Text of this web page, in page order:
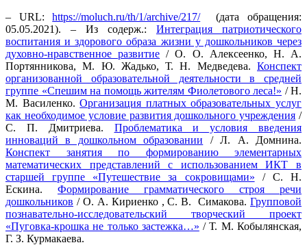
– URL:https://moluch.ru/th/1/archive/217/(дата обращения:
05.05.2021). – Из содерж.: Интеграция патриотического
воспитания и здорового образа жизни у дошкольников через
духовно-нравственное развитие / О. О. Алексеенко, Н. А.
Портянникова, М. Ю. Жадько, Т. Н. Медведева. Конспект
организованной образовательной деятельности в средней
группе «Спешим на помощь жителям Фиолетового леса!» / Н.
М. Василенко.Организация платных образовательных услуг
как необходимое условие развития дошкольного учреждения /
С. П. Дмитриева. Проблематика и условия введения
инноваций в дошкольном образовании / Л. А. Домнина.
Конспект занятия по формированию элементарных
математических представлений с использованием ИКТ в
старшей группе «Путешествие за сокровищами» / С. Н.
Ескина. Формирование грамматического строя речи
дошкольников / О. А. Кириенко , С. В. Симакова. Групповой
познавательно-исследовательский творческий проект
«Пуговка-крошка не только застежка…» / Т. М. Кобылянская,
Г. З. Курмакаева.